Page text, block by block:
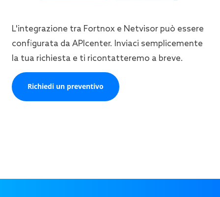
L'integrazione tra Fortnox e Netvisor può essere
configurata da APIcenter. Inviaci semplicemente
la tua richiesta e ti ricontatteremo a breve.
Richiedi un preventivo